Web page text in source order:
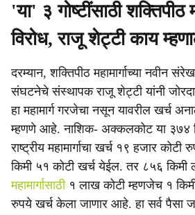
'या' ३ गोष्टींसाठी शक्तिपीठ
विरोध, राजू शेट्टी काय
दरम्यान, शक्तिपीठ महामार्गाच्या नवीन
संघटनेचे संस्थापक राजू शेट्टी यांनी
हा महामार्ग गरजेचा नसून यावरील खर्च
म्हणणे आहे. नाशिक- अक्कलकोट या ३७४
राष्ट्रीय महामार्गाचा खर्च १९ हजार
किमी ५१ कोटी खर्च येईल. तर ८५६ किमी
महामार्गासाठी१ लाख कोटी म्हणजेच १
रुपये खर्च केला जाणार आहे. हा सर्व पैसा